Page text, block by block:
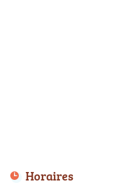
Horaires